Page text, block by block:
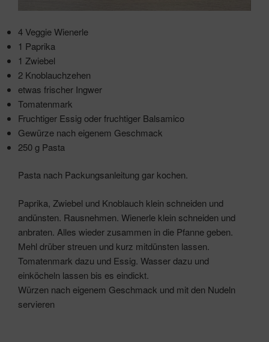
4 Veggie Wienerle
1 Paprika
1 Zwiebel
2 Knoblauchzehen
etwas frischer Ingwer
Tomatenmark
Fruchtiger Essig oder fruchtiger Balsamico
Gewürze nach eigenem Geschmack
250 g Pasta
Pasta nach Packungsanleitung gar kochen.
Paprika, Zwiebel und Knoblauch klein schneiden und
andünsten. Rausnehmen. Wienerle klein schneiden und
anbraten. Alles wieder zusammen in die Pfanne geben.
Mehl drüber streuen und kurz mitdünsten lassen.
Tomatenmark dazu und Essig. Wasser dazu und
einköcheln lassen bis es eindickt.
Würzen nach eigenem Geschmack und mit den Nudeln
servieren